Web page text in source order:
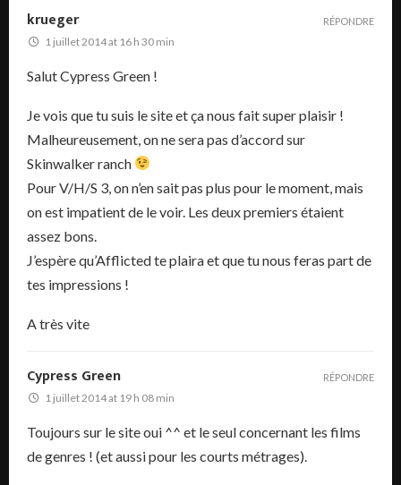
krueger
1 juillet 2014 at 16 h 30 min
Salut Cypress Green !
Je vois que tu suis le site et ça nous fait super plaisir !
Malheureusement, on ne sera pas d’accord sur
Skinwalker ranch
Pour V/H/S 3, on n’en sait pas plus pour le moment, mais
on est impatient de le voir. Les deux premiers étaient
assez bons.
J’espère qu’Afflicted te plaira et que tu nous feras part de
tes impressions !
A très vite
RÉPONDRE
Cypress Green
1 juillet 2014 at 19 h 08 min
Toujours sur le site oui ^^ et le seul concernant les films
de genres ! (et aussi pour les courts métrages).
RÉPONDRE